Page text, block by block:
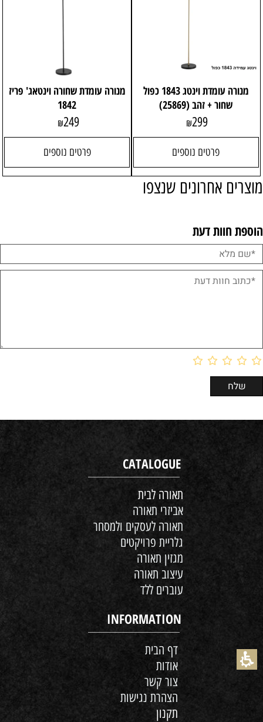
מנורה עומדת וינטג 1843 כפול
שחור + זהב (25869)
₪299
פרטים נוספים
מנורה עומדת שחורה וינטאג' פריז
1842
₪249
פרטים נוספים
מוצרים אחרונים שנצפו
הוספת חוות דעת
CATALOGUE
תאורה לבית
אביזרי תאורה
תאורה לעסקים ולמסחר
גלריית פרויקטים
מגזין תאורה
עיצוב תאורה
עוברים ללד
INFORMATION
דף הבית
אודות
צור קשר
הצהרת נגישות
תקנון